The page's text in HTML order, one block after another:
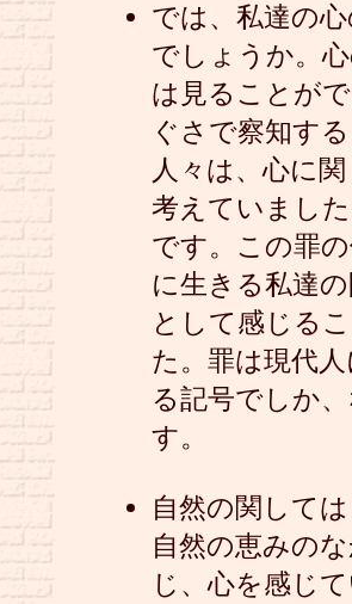
では、私達の
でしょうか。
は見ることが
ぐさで察知す
人々は、心に
考えていまし
です。この罪
に生きる私達
として感じる
た。罪は現代
る記号でしか
す。
自然の関して
自然の恵みの
じ、心を感じ